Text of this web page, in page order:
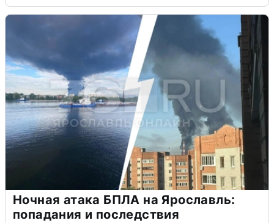
Ночная атака БПЛА на Ярославль:
попадания и последствия